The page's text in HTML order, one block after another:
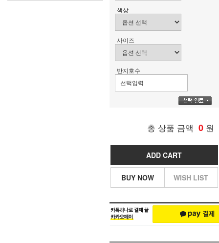
색상
사이즈
반지호수
총 상품 금액 0 원
ADD CART
BUY NOW WISH LIST